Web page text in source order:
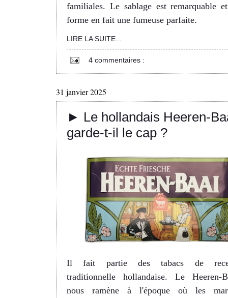
familiales. Le sablage est remarquable
forme en fait une fumeuse parfaite.
LIRE LA SUITE...
4 commentaires :
31 janvier 2025
► Le hollandais Heeren-
garde-t-il le cap ?
Il fait partie des tabacs de
traditionnelle hollandaise. Le Heeren-
nous ramène à l'époque où les